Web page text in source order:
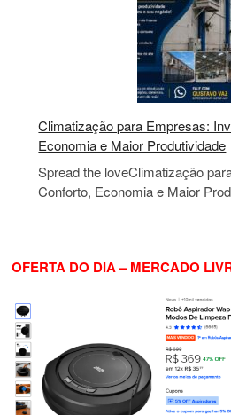
Climatização para Empresas:
Economia e Maior Produtividade
Spread the loveClimatização
Conforto, Economia e Maior
OFERTA DO DIA – MERCADO